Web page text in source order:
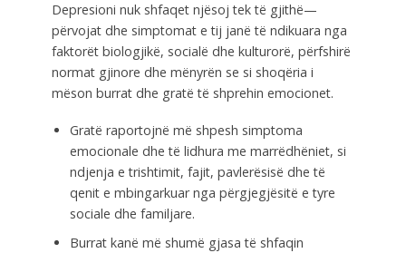
Depresioni nuk shfaqet njësoj tek të gjithë—
përvojat dhe simptomat e tij janë të ndikuara nga
faktorët biologjikë, socialë dhe kulturorë, përfshirë
normat gjinore dhe mënyrën se si shoqëria i
mëson burrat dhe gratë të shprehin emocionet.
Gratë raportojnë më shpesh simptoma
emocionale dhe të lidhura me marrëdhëniet, si
ndjenja e trishtimit, fajit, pavlerësisë dhe të
qenit e mbingarkuar nga përgjegjësitë e tyre
sociale dhe familjare.
Burrat kanë më shumë gjasa të shfaqin